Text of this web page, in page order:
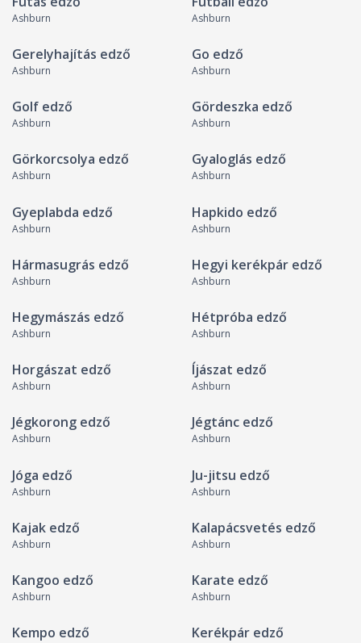
Ashburn Ashburn
Gerelyhajítás edző
Ashburn
Go edző
Ashburn
Golf edző
Ashburn
Gördeszka edző
Ashburn
Görkorcsolya edző
Ashburn
Gyaloglás edző
Ashburn
Gyeplabda edző
Ashburn
Hapkido edző
Ashburn
Hármasugrás edző
Ashburn
Hegyi kerékpár edző
Ashburn
Hegymászás edző
Ashburn
Hétpróba edző
Ashburn
Horgászat edző
Ashburn
Íjászat edző
Ashburn
Jégkorong edző
Ashburn
Jégtánc edző
Ashburn
Jóga edző
Ashburn
Ju-jitsu edző
Ashburn
Kajak edző
Ashburn
Kalapácsvetés edző
Ashburn
Kangoo edző
Ashburn
Karate edző
Ashburn
Kempo edző Kerékpár edző